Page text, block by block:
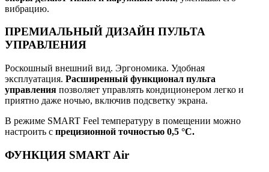
вибрацию.
ПРЕМИАЛЬНЫЙ ДИЗАЙН ПУЛЬТА
УПРАВЛЕНИЯ
Роскошный внешний вид. Эргономика. Удобная
эксплуатация. Расширенный функционал пульта
управления позволяет управлять кондиционером легко и
приятно даже ночью, включив подсветку экрана.
В режиме SMART Feel температуру в помещении можно
настроить с прецизионной точностью 0,5 °С.
ФУНКЦИЯ SMART Air